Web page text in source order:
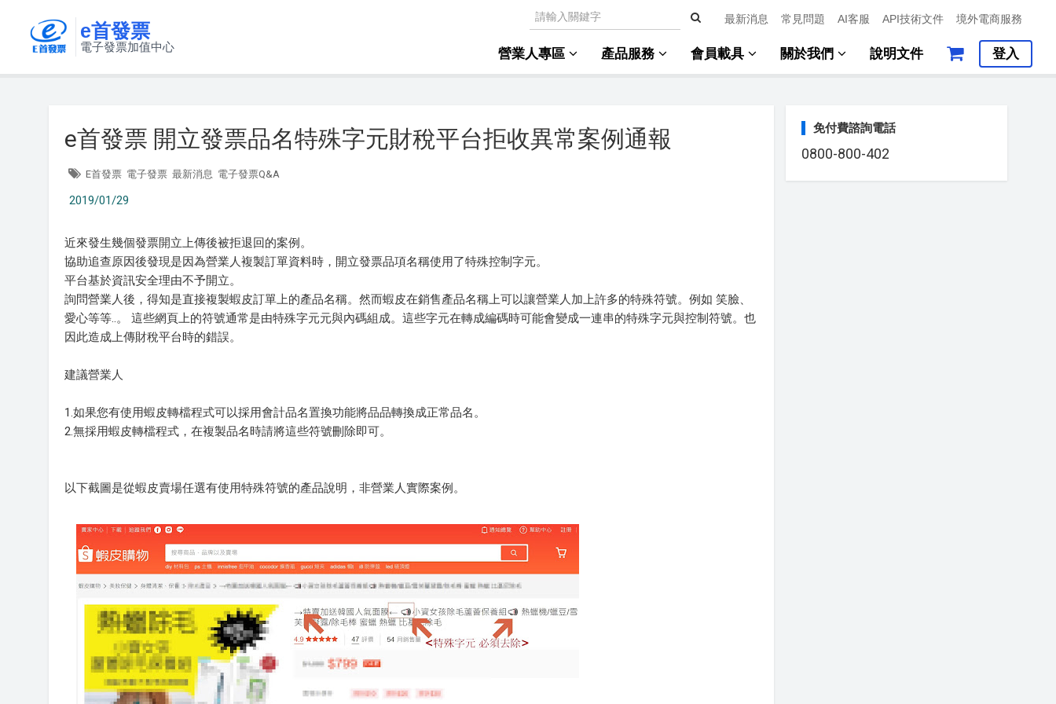
e首發票
電子發票加值中心
最新消息 常見問題 AI客服 API技術文件 境外電商服務
營業人專區 產品服務 會員載具 關於我們 說明文件 登入
e首發票 開立發票品名特殊字元財稅平台拒收異常案例通報
E首發票 電子發票 最新消息 電子發票Q&A
2019/01/29
近來發生幾個發票開立上傳後被拒退回的案例。
協助追查原因後發現是因為營業人複製訂單資料時，開立發票品項名稱使用了特殊控制字元。
平台基於資訊安全理由不予開立。
詢問營業人後，得知是直接複製蝦皮訂單上的產品名稱。然而蝦皮在銷售產品名稱上可以讓營業人加上許多的特殊符號。例如 笑臉、
愛心等等..。 這些網頁上的符號通常是由特殊字元元與內碼組成。這些字元在轉成編碼時可能會變成一連串的特殊字元與控制符號。也
因此造成上傳財稅平台時的錯誤。
建議營業人
1.如果您有使用蝦皮轉檔程式可以採用會計品名置換功能將品品轉換成正常品名。
2.無採用蝦皮轉檔程式，在複製品名時請將這些符號刪除即可。
以下截圖是從蝦皮賣場任選有使用特殊符號的產品說明，非營業人實際案例。
免付費諮詢電話
0800-800-402